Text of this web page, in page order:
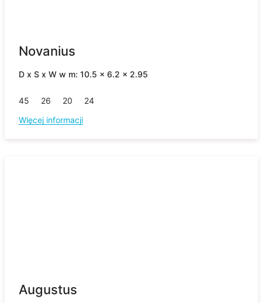
Novanius
D x S x W w m: 10.5 x 6.2 x 2.95
45 26 20
24
Więcej informacji
Augustus